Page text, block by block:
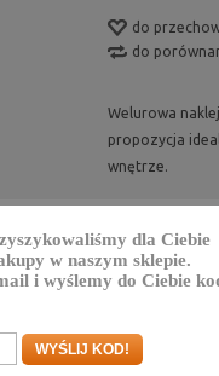
dla Ciebie
w naszym sklepie.
i wyślemy do Ciebie
do
do
Welurowa
propozycja
wnętrze.
wysyłki